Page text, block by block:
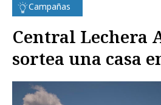
Campañas
Central Lechera
sortea una casa